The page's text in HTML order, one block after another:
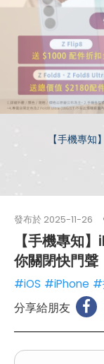
【手機專
發布於 2025-11-26
【手機專知
你關閉快門聲
#iOS #iPhone #
分享給朋友